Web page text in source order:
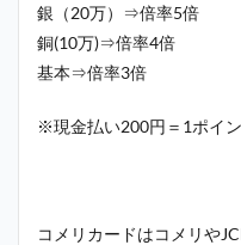
銀（20万）⇒倍率5倍
銅(10万)⇒倍率4倍
基本⇒倍率3倍
※現金払い200円＝1ポイ
コメリカードはコメリや